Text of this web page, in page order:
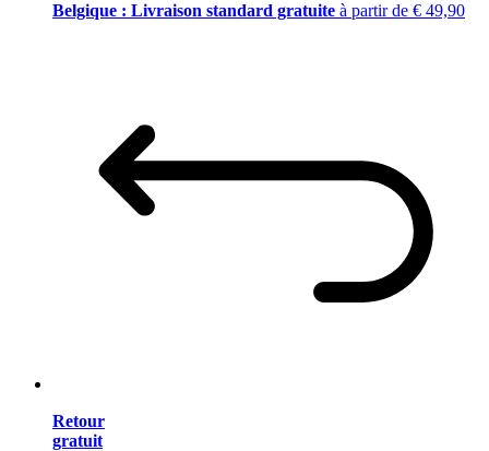
Belgique : Livraison standard gratuite à partir de € 49,90
Retour
gratuit